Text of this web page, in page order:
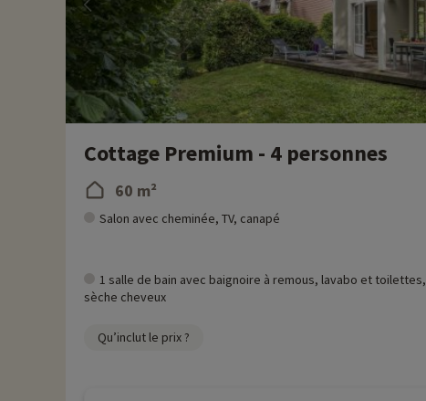
Cottage Premium - 4 personnes
60 m²
Salon avec cheminée, TV, canapé
1 salle de bain avec baignoire à remous, lavabo et toilettes,
sèche cheveux
Qu’inclut le prix ?